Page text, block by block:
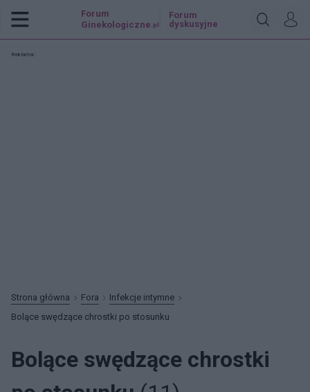
Forum
Ginekologiczne .pl
Forum
dyskusyjne
Reklama:
Strona główna Fora
Infekcje intymne
Bolące swędzące chrostki po stosunku
Bolące swędzące chrostki